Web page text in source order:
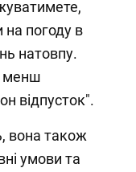
погоду в
натовпу.
менш
відпусток".
вона також
умови та